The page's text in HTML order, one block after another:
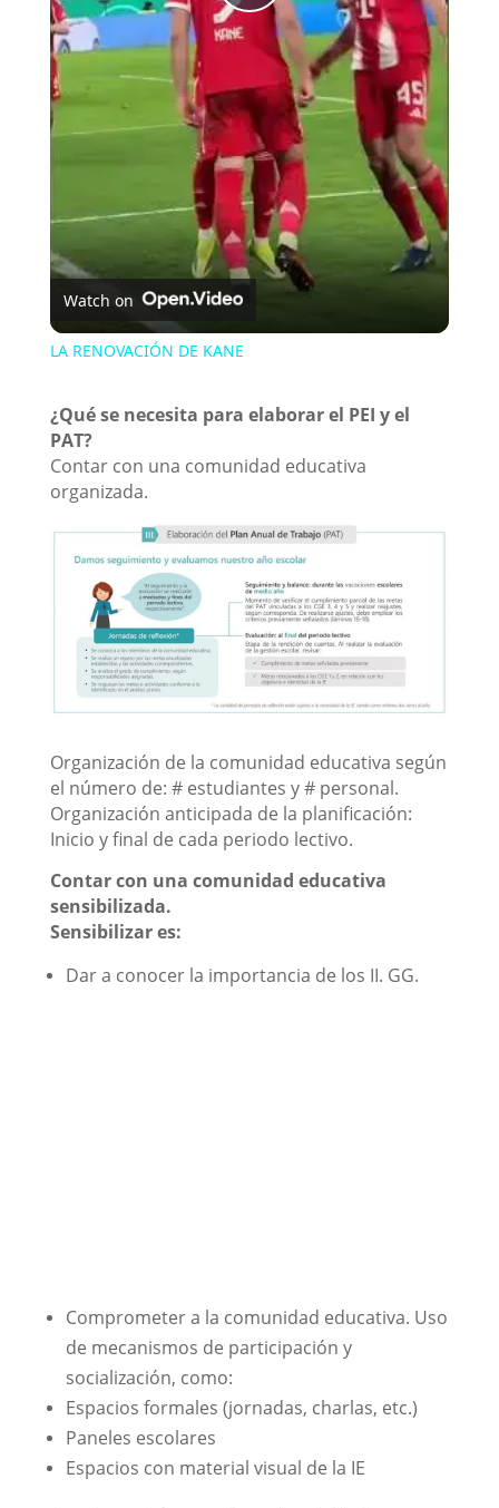
P
l
a
y
V
d
e
o
Watch on
LA RENOVACIÓN DE KANE
¿Qué se necesita para elaborar el PEI y el
PAT?
Contar con una comunidad educativa
organizada.
Organización de la comunidad educativa según
el número de: # estudiantes y # personal.
Organización anticipada de la planificación:
Inicio y final de cada periodo lectivo.
Contar con una comunidad educativa
sensibilizada.
Sensibilizar es:
Dar a conocer la importancia de los II. GG.
Comprometer a la comunidad educativa. Uso
de mecanismos de participación y
socialización, como:
Espacios formales (jornadas, charlas, etc.)
Paneles escolares
Espacios con material visual de la IE